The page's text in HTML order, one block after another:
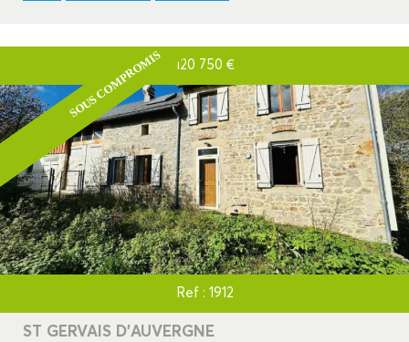
SOUS COMPROMIS 120 750 €
Ref : 1912
ST GERVAIS D'AUVERGNE